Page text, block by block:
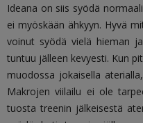
Ideana on siis syödä
ei myöskään ähkyyn. Hyvä
voinut syödä vielä hieman
tuntuu jälleen kevyesti. Kun
muodossa jokaisella
Makrojen viilailu ei ole
tuosta treenin jälkeisestä